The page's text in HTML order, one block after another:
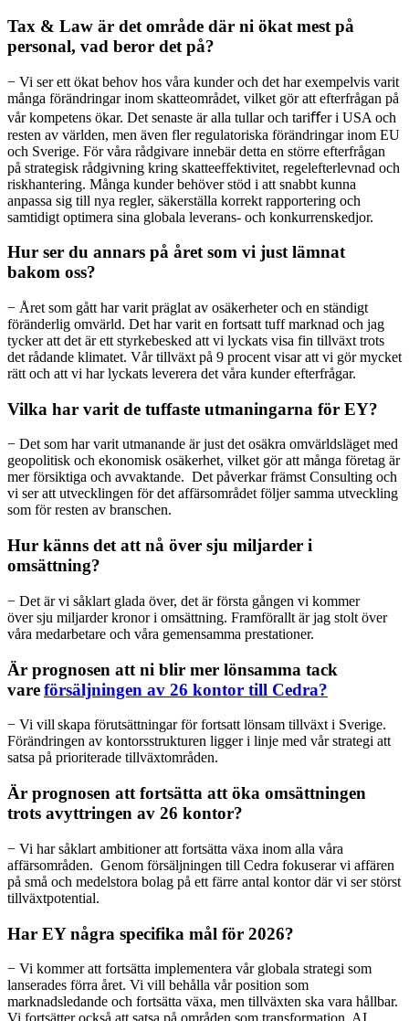
Tax & Law är det område där ni ökat mest på
personal, vad beror det på?
− Vi ser ett ökat behov hos våra kunder och det har exempelvis varit
många förändringar inom skatteområdet, vilket gör att efterfrågan på
vår kompetens ökar. Det senaste är alla tullar och tariﬀer i USA och
resten av världen, men även fler regulatoriska förändringar inom EU
och Sverige. För våra rådgivare innebär detta en större efterfrågan
på strategisk rådgivning kring skatteeffektivitet, regelefterlevnad och
riskhantering. Många kunder behöver stöd i att snabbt kunna
anpassa sig till nya regler, säkerställa korrekt rapportering och
samtidigt optimera sina globala leverans- och konkurrenskedjor.
Hur ser du annars på året som vi just lämnat
bakom oss?
− Året som gått har varit präglat av osäkerheter och en ständigt
föränderlig omvärld. Det har varit en fortsatt tuff marknad och jag
tycker att det är ett styrkebesked att vi lyckats visa fin tillväxt trots
det rådande klimatet. Vår tillväxt på 9 procent visar att vi gör mycket
rätt och att vi har lyckats leverera det våra kunder efterfrågar.
Vilka har varit de tuffaste utmaningarna för EY?
− Det som har varit utmanande är just det osäkra omvärldsläget med
geopolitisk och ekonomisk osäkerhet, vilket gör att många företag är
mer försiktiga och avvaktande. Det påverkar främst Consulting och
vi ser att utvecklingen för det affärsområdet följer samma utveckling
som för resten av branschen.
Hur känns det att nå över sju miljarder i
omsättning?
− Det är vi såklart glada över, det är första gången vi kommer
över sju miljarder kronor i omsättning. Framförallt är jag stolt över
våra medarbetare och våra gemensamma prestationer.
Är prognosen att ni blir mer lönsamma tack
vareförsäljningen av 26 kontor till Cedra?
− Vi vill skapa förutsättningar för fortsatt lönsam tillväxt i Sverige.
Förändringen av kontorsstrukturen ligger i linje med vår strategi att
satsa på prioriterade tillväxtområden.
Är prognosen att fortsätta att öka omsättningen
trots avyttringen av 26 kontor?
− Vi har såklart ambitioner att fortsätta växa inom alla våra
affärsområden. Genom försäljningen till Cedra fokuserar vi affären
på små och medelstora bolag på ett färre antal kontor där vi ser störst
tillväxtpotential.
Har EY några specifika mål för 2026?
− Vi kommer att fortsätta implementera vår globala strategi som
lanserades förra året. Vi vill behålla vår position som
marknadsledande och fortsätta växa, men tillväxten ska vara hållbar.